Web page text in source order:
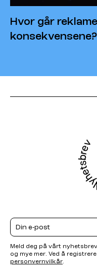
Hvor går
konsekvensene?
Email
Meld deg på vårt
og mye mer. Ved å
personvernvilkår.